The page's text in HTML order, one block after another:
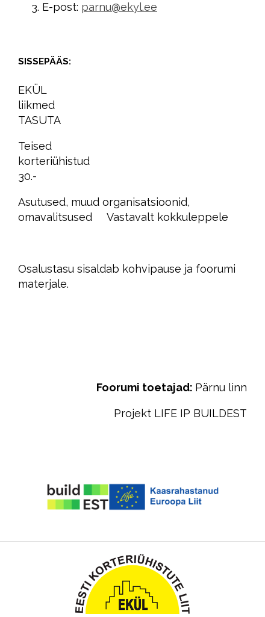
E-post: parnu@ekyl.ee
SISSEPÄÄS:
EKÜL
liikmed
TASUTA
Teised
korteriühistud
30.-
Asutused, muud organisatsioonid,
omavalitsused Vastavalt kokkuleppele
Osalustasu sisaldab kohvipause ja foorumi
materjale.
Foorumi toetajad: Pärnu linn
Projekt LIFE IP BUILDEST